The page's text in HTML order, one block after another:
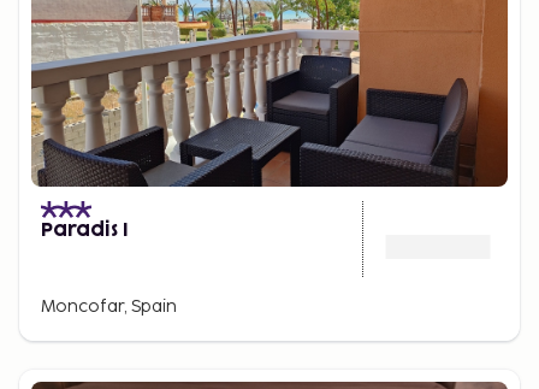
Paradis I
Moncofar, Spain